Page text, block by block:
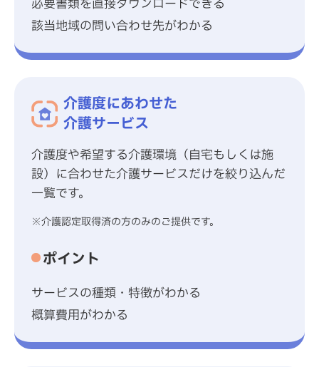
必要書類を直接ダウンロードできる
該当地域の問い合わせ先がわかる
介護度にあわせた
介護サービス
介護度や希望する介護環境（自宅もしくは施
設）に合わせた介護サービスだけを絞り込んだ
一覧です。
※介護認定取得済の方のみのご提供です。
ポイント
サービスの種類・特徴がわかる
概算費用がわかる